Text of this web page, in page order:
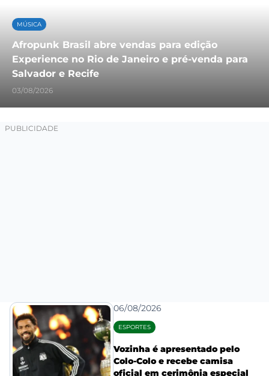
MÚSICA
Afropunk Brasil abre vendas para edição
Experience no Rio de Janeiro e pré-venda para
Salvador e Recife
03/08/2026
06/08/2026
ESPORTES
Vozinha é apresentado pelo
Colo-Colo e recebe camisa
oficial em cerimônia especial